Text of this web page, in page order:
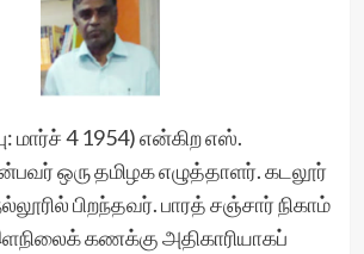
மார்ச் 4 1954) என்கிற எஸ்.
ஒரு தமிழக எழுத்தாளர். கடலூர்
பிறந்தவர். பாரத் சஞ்சார் நிகாம்
கணக்கு அதிகாரியாகப்